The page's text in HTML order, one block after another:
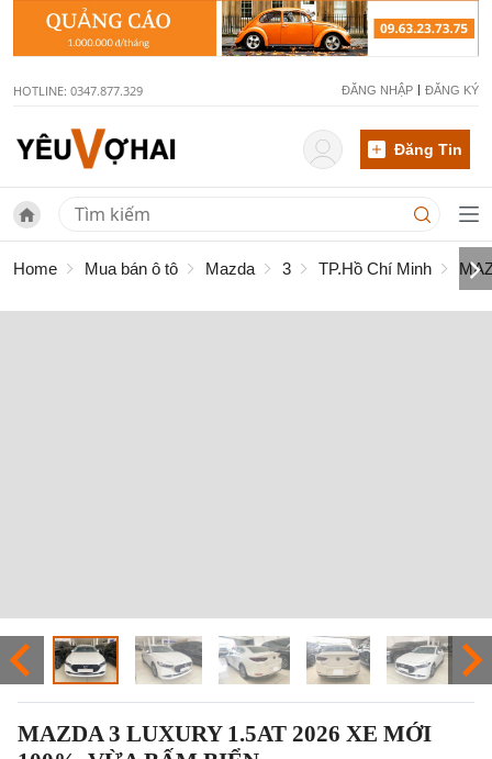
HOTLINE: 0347.877.329 ĐĂNG NHẬP ĐĂNG KÝ
Đăng Tin
Home Mua bán ô tô Mazda 3 TP.Hồ Chí Minh
MAZDA 3 LUXURY 1.5AT 2026 XE MỚI